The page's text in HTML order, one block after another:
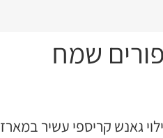
שמח
גאנש קריספי עשיר במארז